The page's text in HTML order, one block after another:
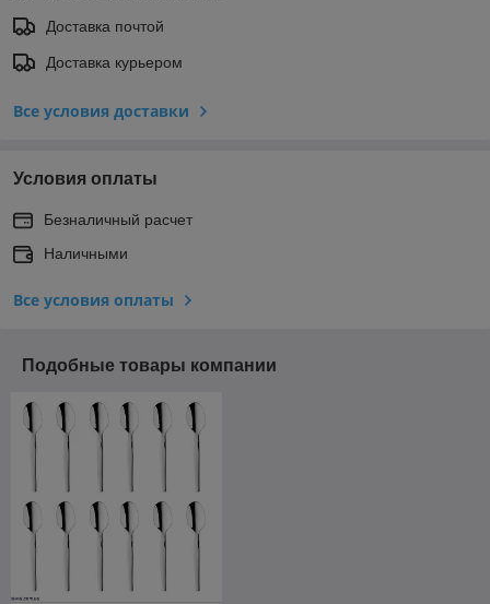
Доставка почтой
Доставка курьером
Все условия доставки
Условия оплаты
Безналичный расчет
Наличными
Все условия оплаты
Подобные товары компании